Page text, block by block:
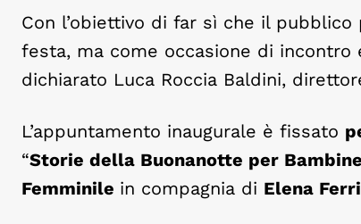
Con l’obiettivo di far sì che il
festa, ma come occasione di
dichiarato Luca Roccia Baldini,
L’appuntamento inaugurale è fissato
“Storie della Buonanotte per
Femminile in compagnia di Elena Ferri